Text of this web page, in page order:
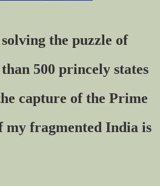
the puzzle of
500 princely states
capture of the Prime
my fragmented India is